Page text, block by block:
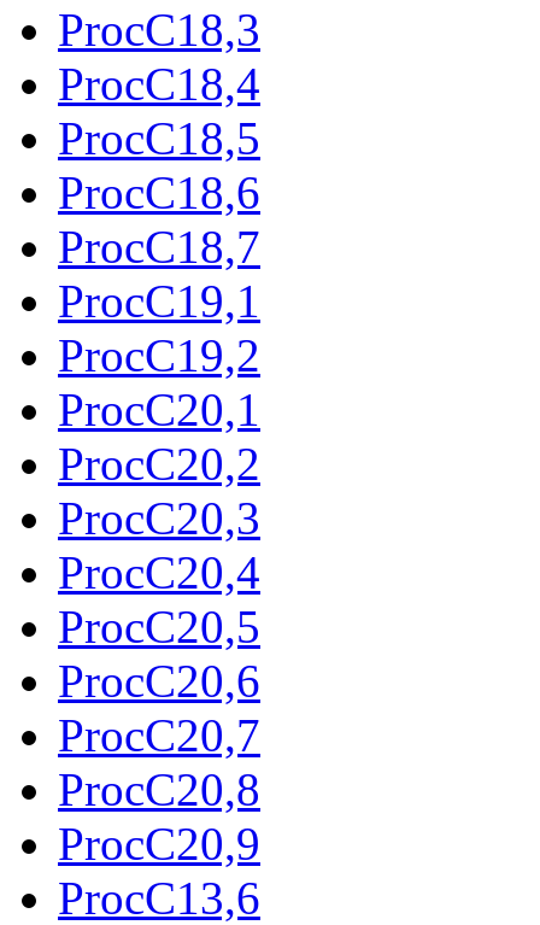
ProcC18,3
ProcC18,4
ProcC18,5
ProcC18,6
ProcC18,7
ProcC19,1
ProcC19,2
ProcC20,1
ProcC20,2
ProcC20,3
ProcC20,4
ProcC20,5
ProcC20,6
ProcC20,7
ProcC20,8
ProcC20,9
ProcC13,6